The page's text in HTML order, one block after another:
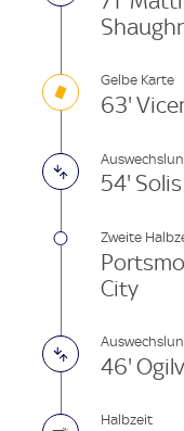
Gelbe Karte
63'
54' Solis
Zweite
City
46'
Halbzeit